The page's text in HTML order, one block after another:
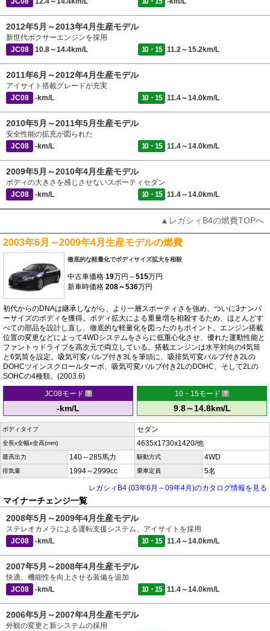
2012年5月～2013年4月生産モデル
新世代ボクサーエンジンを採用
JC08
10.8～14.4km/L 10・15 11.2～15.2km/L
2011年6月～2012年4月生産モデル
アイサイト搭載グレードが充実
JC08
-km/L 10・15 11.4～14.0km/L
2010年5月～2011年5月生産モデル
安全性能の拡充が図られた
JC08
-km/L 10・15 11.4～14.0km/L
2009年5月～2010年4月生産モデル
ボディの大きさを感じさせないスポーティセダン
JC08
-km/L 10・15 11.4～14.0km/L
▲レガシィB4の燃費TOPへ
2003年6月～2009年4月生産モデルの燃費
徹底的な軽量化でボディサイズ拡大を相殺
中古車価格 19万円～515万円
新車時価格 208～536万円
初代からのDNAは継承しながら、より一層スポーティさを強め、ついに3ナンバ
ーサイズのボディを獲得。ボディ拡大による重量増を相殺するため、ほとんどす
べての部品を設計し直し、徹底的な軽量化を図ったのもポイント。エンジン搭載
位置の変更などによって4WDシステムをさらに低重心化させ、優れた運動性能と
ファントゥドライブを高次元で両立している。搭載エンジンは水平対向の4気筒
と6気筒を設定。吸気可変バルブ付き3Lを筆頭に、吸排気可変バルブ付き2Lの
DOHCツインスクロールターボ、吸気可変バルブ付き2LのDOHC、そして2Lの
SOHCの4種類。(2003.6)
JC08モード
-km/L
10・15モード
9.8～14.8km/L
ボディタイプ セダン
全長x全幅x全高(mm) 4635x1730x1420/他
最高出力 140～285馬力 駆動方式 4WD
排気量 1994～2999cc 乗車定員
5名
レガシィB4 (03年6月～09年4月)のカタログ情報を見る
マイナーチェンジ一覧
2008年5月～2009年4月生産モデル
ステレオカメラによる運転支援システム、アイサイトを採用
JC08
-km/L 10・15 11.4～14.0km/L
2007年5月～2008年4月生産モデル
快適、機能性を向上させる装備を追加
JC08
-km/L 10・15 11.4～14.0km/L
2006年5月～2007年4月生産モデル
外観の変更と新システムの採用